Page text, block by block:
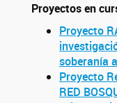
Proyectos en
Proyecto
soberanía
Proyecto
RED